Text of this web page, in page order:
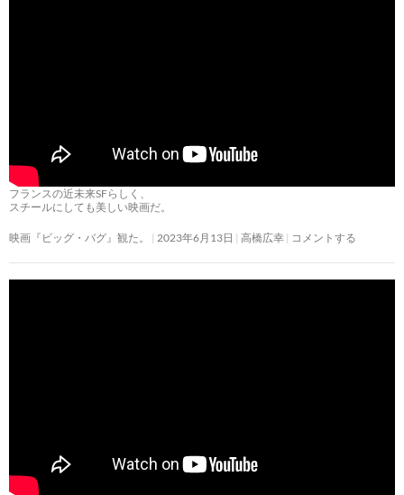
フランスの近未来SFらしく、
スチールにしても美しい映画だ。
映画『ビッグ・バグ』観た。 2023年6月13日 高橋広幸 コメントする